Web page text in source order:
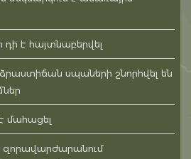
դի է հայտնաբերվել
սպաների շնորհվել են
մահացել
զորավարժարանում